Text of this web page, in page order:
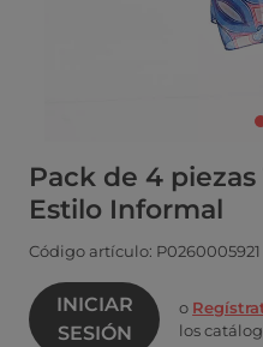
Pack de 4 piezas
Estilo Informal
Código artículo: P0260005921
INICIAR
SESIÓN
o
los